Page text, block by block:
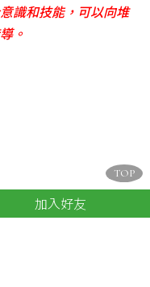
識和技能，可以向堆
。
加入好友
TOP